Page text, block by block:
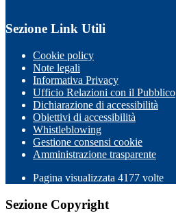
Sezione Link Utili
Cookie policy
Note legali
Informativa Privacy
Ufficio Relazioni con il Pubblico
Dichiarazione di accessibilità
Obiettivi di accessibilità
Whistleblowing
Gestione consensi cookie
Amministrazione trasparente
Pagina visualizzata 4177 volte
Sezione Copyright